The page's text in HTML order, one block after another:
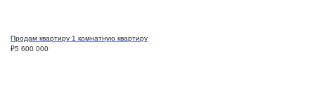
Продам квартиру 1 комнатную квартиру
₽5 600 000